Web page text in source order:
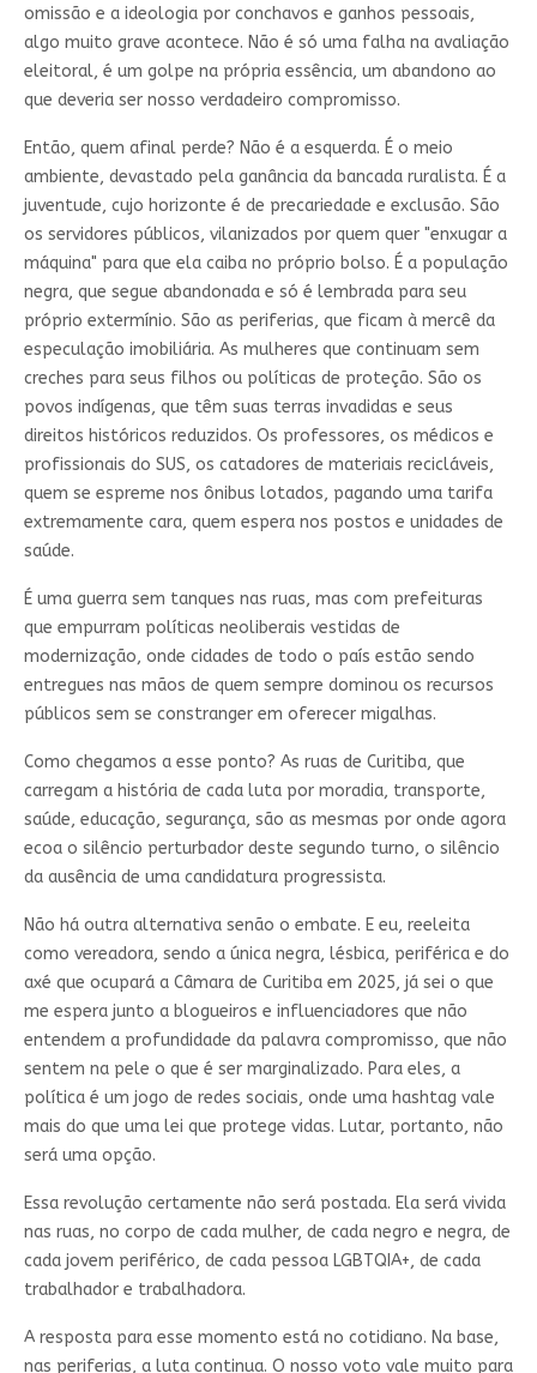
omissão e a ideologia por conchavos e ganhos pessoais,
algo muito grave acontece. Não é só uma falha na avaliação
eleitoral, é um golpe na própria essência, um abandono ao
que deveria ser nosso verdadeiro compromisso.
Então, quem afinal perde? Não é a esquerda. É o meio
ambiente, devastado pela ganância da bancada ruralista. É a
juventude, cujo horizonte é de precariedade e exclusão. São
os servidores públicos, vilanizados por quem quer "enxugar a
máquina" para que ela caiba no próprio bolso. É a população
negra, que segue abandonada e só é lembrada para seu
próprio extermínio. São as periferias, que ficam à mercê da
especulação imobiliária. As mulheres que continuam sem
creches para seus filhos ou políticas de proteção. São os
povos indígenas, que têm suas terras invadidas e seus
direitos históricos reduzidos. Os professores, os médicos e
profissionais do SUS, os catadores de materiais recicláveis,
quem se espreme nos ônibus lotados, pagando uma tarifa
extremamente cara, quem espera nos postos e unidades de
saúde.
É uma guerra sem tanques nas ruas, mas com prefeituras
que empurram políticas neoliberais vestidas de
modernização, onde cidades de todo o país estão sendo
entregues nas mãos de quem sempre dominou os recursos
públicos sem se constranger em oferecer migalhas.
Como chegamos a esse ponto? As ruas de Curitiba, que
carregam a história de cada luta por moradia, transporte,
saúde, educação, segurança, são as mesmas por onde agora
ecoa o silêncio perturbador deste segundo turno, o silêncio
da ausência de uma candidatura progressista.
Não há outra alternativa senão o embate. E eu, reeleita
como vereadora, sendo a única negra, lésbica, periférica e do
axé que ocupará a Câmara de Curitiba em 2025, já sei o que
me espera junto a blogueiros e influenciadores que não
entendem a profundidade da palavra compromisso, que não
sentem na pele o que é ser marginalizado. Para eles, a
política é um jogo de redes sociais, onde uma hashtag vale
mais do que uma lei que protege vidas. Lutar, portanto, não
será uma opção.
Essa revolução certamente não será postada. Ela será vivida
nas ruas, no corpo de cada mulher, de cada negro e negra, de
cada jovem periférico, de cada pessoa LGBTQIA+, de cada
trabalhador e trabalhadora.
A resposta para esse momento está no cotidiano. Na base,
nas periferias, a luta continua. O nosso voto vale muito para